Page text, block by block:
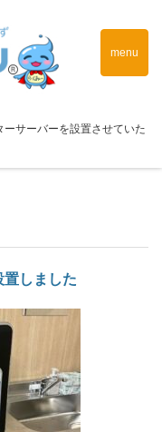
menu
サーバーを設置させていた
しました